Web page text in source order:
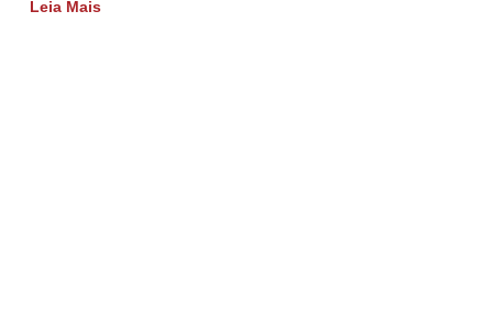
Leia Mais